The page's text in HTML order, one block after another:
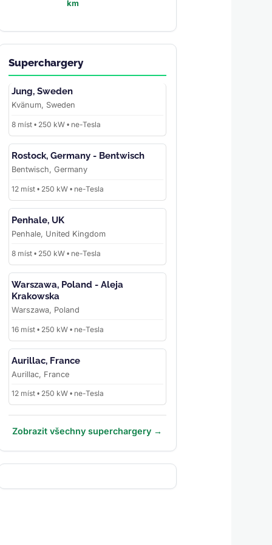
km
Superchargery
Jung, Sweden
Kvänum, Sweden
8 míst • 250 kW • ne-Tesla
Rostock, Germany - Bentwisch
Bentwisch, Germany
12 míst • 250 kW • ne-Tesla
Penhale, UK
Penhale, United Kingdom
8 míst • 250 kW • ne-Tesla
Warszawa, Poland - Aleja
Krakowska
Warszawa, Poland
16 míst • 250 kW • ne-Tesla
Aurillac, France
Aurillac, France
12 míst • 250 kW • ne-Tesla
Zobrazit všechny superchargery →